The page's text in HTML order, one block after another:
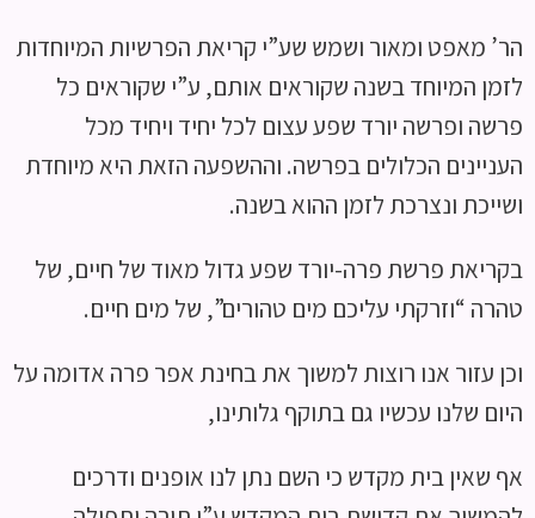
הר’ מאפט ומאור ושמש שע”י קריאת הפרשיות המיוחדות
לזמן המיוחד בשנה שקוראים אותם, ע”י שקוראים כל
פרשה ופרשה יורד שפע עצום לכל יחיד ויחיד מכל
העניינים הכלולים בפרשה. וההשפעה הזאת היא מיוחדת
ושייכת ונצרכת לזמן ההוא בשנה.
בקריאת פרשת פרה-יורד שפע גדול מאוד של חיים, של
טהרה “וזרקתי עליכם מים טהורים”, של מים חיים.
וכן עזור אנו רוצות למשוך את בחינת אפר פרה אדומה על
היום שלנו עכשיו גם בתוקף גלותינו,
אף שאין בית מקדש כי השם נתן לנו אופנים ודרכים